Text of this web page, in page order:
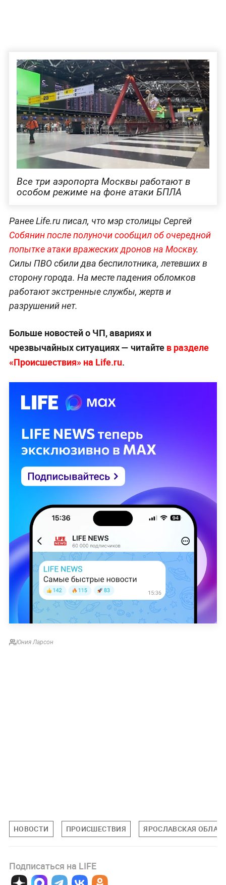
Все три аэропорта Москвы работают в
особом режиме на фоне атаки БПЛА
Ранее Life.ru писал, что мэр столицы Сергей
Собянин после полуночи сообщил об очередной
попытке атаки вражеских дронов на Москву.
Силы ПВО сбили два беспилотника, летевших в
сторону города. На месте падения обломков
работают экстренные службы, жертв и
разрушений нет.
Больше новостей о ЧП, авариях и
чрезвычайных ситуациях — читайте в разделе
«Происшествия» на Life.ru.
Юния Ларсон
НОВОСТИ ПРОИСШЕСТВИЯ ЯРОСЛАВСКАЯ
Подписаться на LIFE